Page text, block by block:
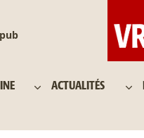
ACTUALITÉS